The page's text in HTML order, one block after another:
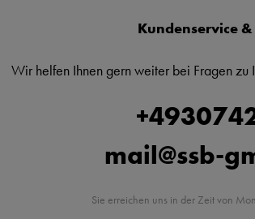
Kundenservice
Wir helfen Ihnen gern weiter bei Fragen zu
mail@ssb-
Sie erreichen uns in der Zeit von